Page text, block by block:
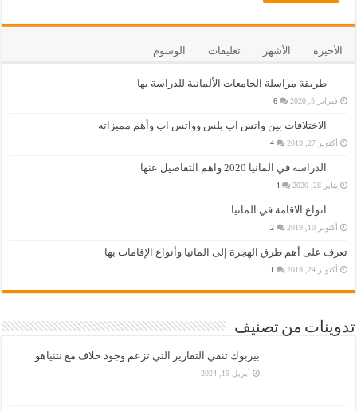
الأخيرة الأشهر تعليقات الوسوم
طريقة مراسلة الجامعات الألمانية للدراسة بها
فبراير 5, 2020 6
الاختلافات بين واتس اب بلس وواتس اب وأهم مميزاته
أكتوبر 27, 2019 4
الدراسة في المانيا 2020 واهم التفاصيل عنها
يناير 28, 2020 4
انواع الاقامة في المانيا
أكتوبر 10, 2019 2
تعرف على أهم طرق الهجرة إلى المانيا وأنواع الإقامات بها
أكتوبر 24, 2019 1
تدوينات من تصنيف
بيربوك تنفي التقارير التي تزعم وجود خلاف مع نتنياهو
أبريل 19, 2024